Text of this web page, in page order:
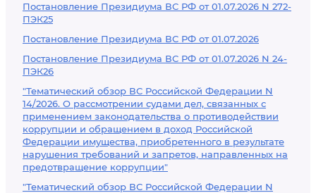
Постановление Президиума ВС РФ от 01.07.2026 N 272-
ПЭК25
Постановление Президиума ВС РФ от 01.07.2026
Постановление Президиума ВС РФ от 01.07.2026 N 24-
ПЭК26
"Тематический обзор ВС Российской Федерации N
14/2026. О рассмотрении судами дел, связанных с
применением законодательства о противодействии
коррупции и обращением в доход Российской
Федерации имущества, приобретенного в результате
нарушения требований и запретов, направленных на
предотвращение коррупции"
"Тематический обзор ВС Российской Федерации N